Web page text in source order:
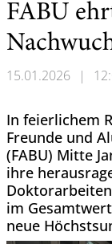
FABU
15.01.2026 |
In feierlichem
Freunde und
(FABU) Mitte
ihre
im
neue